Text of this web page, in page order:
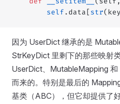
        self
.data[ str
因为 UserDict 继承的是
StrKeyDict 里剩下的那些映射
UserDict、MutableMapping
而来的。特别是最后的
基类（ABC），但它却提供了